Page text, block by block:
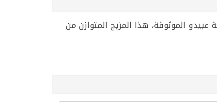
عبيدو الموثوقة، هذا المزيج المتوازن من